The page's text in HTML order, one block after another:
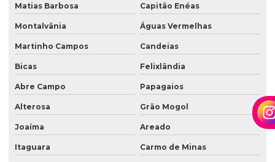
Matias Barbosa Capitão Enéas
Montalvânia Águas Vermelhas
Martinho Campos Candeias
Bicas Felixlândia
Abre Campo Papagaios
Alterosa Grão Mogol
Joaíma Areado
Itaguara Carmo de Minas